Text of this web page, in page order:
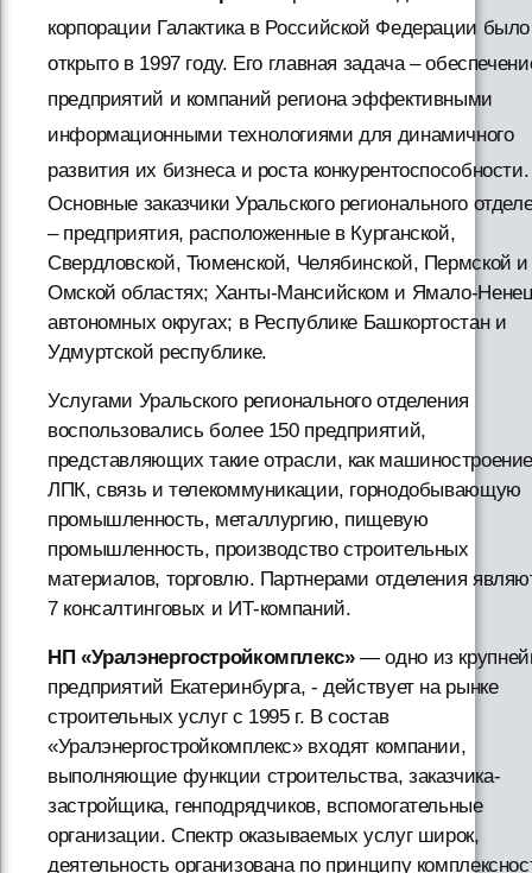
корпорации Галактика в Российской Федерации было
открыто в 1997 году. Его главная задача –
предприятий и компаний региона эффективными
информационными технологиями для динамичного
развития их бизнеса и роста конкурентоспособности.
Основные заказчики Уральского регионального
– предприятия, расположенные в Курганской,
Свердловской, Тюменской, Челябинской, Пермской и
Омской областях; Ханты-Мансийском и Ямало-
автономных округах; в Республике Башкортостан и
Удмуртской республике.
Услугами Уральского регионального отделения
воспользовались более 150 предприятий,
представляющих такие отрасли, как
ЛПК, связь и телекоммуникации, горнодобывающую
промышленность, металлургию, пищевую
промышленность, производство строительных
материалов, торговлю. Партнерами отделения
7 консалтинговых и ИТ-компаний.
НП «Уралэнергостройкомплекс»— одно из
предприятий Екатеринбурга, - действует на рынке
строительных услуг с 1995 г. В состав
«Уралэнергостройкомплекс» входят компании,
выполняющие функции строительства, заказчика-
застройщика, генподрядчиков, вспомогательные
организации. Спектр оказываемых услуг широк,
деятельность организована по принципу